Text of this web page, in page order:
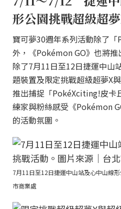
形公園挑戰超級超
寶可夢30週年系列活動除了
外，《Pokémon GO》也將推
除了7月11日至12日捷運中山
題裝置及限定挑戰超級超夢X
推出捕捉「PokéXciting!皮卡
練家與粉絲感受《Pokémon
的活動氛圍。
7月11日至12日捷運中山站及心中山線
市商業處